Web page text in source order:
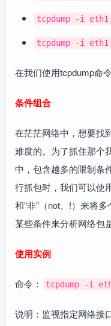
tcpdump -i eth1
tcpdump -i eth1
在我们使用tcpdump命
条件组合
在茫茫网络中，想要找
难度的。为了抓住那个
中，包含越多的限制条
行抓包时，我们可以使
和“非”（not、!）来将
某些条件来分析网络包
使用实例
命令： tcpdump -i
说明：监视指定网络接